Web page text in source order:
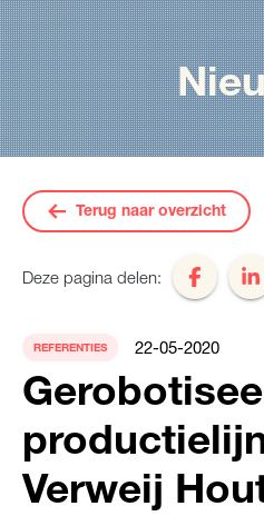
Terug naar overzicht
Deze pagina delen:
REFERENTIES 22-05-2020
Verweij